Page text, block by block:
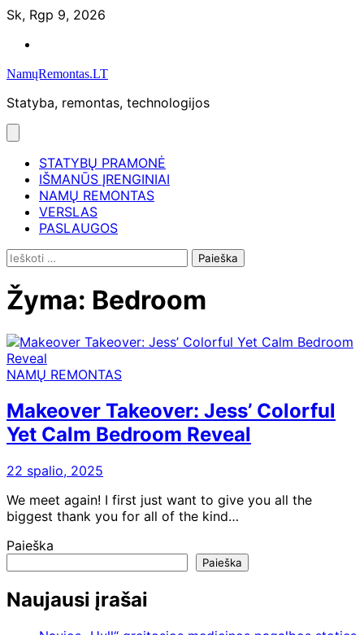
Skip
content
Sk, Rgp 9, 2026
NamųRemontas.LT
Statyba, remontas, technologijos
STATYBŲ PRAMONĖ
IŠMANŪS ĮRENGINIAI
NAMŲ REMONTAS
VERSLAS
PASLAUGOS
Ieškoti:
Žyma: Bedroom
NAMŲ REMONTAS
Makeover Takeover: Jess’ Colorful
Yet Calm Bedroom Reveal
22 spalio, 2025
We meet again! I first just want to give you all the
biggest thank you for all of the kind…
Paieška
Paieška
Naujausi įrašai